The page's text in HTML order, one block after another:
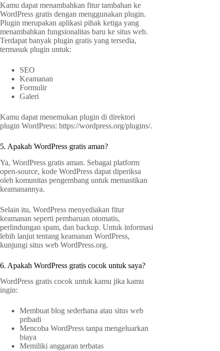
Kamu dapat menambahkan fitur tambahan ke
WordPress gratis dengan menggunakan plugin.
Plugin merupakan aplikasi pihak ketiga yang
menambahkan fungsionalitas baru ke situs web.
Terdapat banyak plugin gratis yang tersedia,
termasuk plugin untuk:
SEO
Keamanan
Formulir
Galeri
Kamu dapat menemukan plugin di direktori
plugin WordPress: https://wordpress.org/plugins/.
5. Apakah WordPress gratis aman?
Ya, WordPress gratis aman. Sebagai platform
open-source, kode WordPress dapat diperiksa
oleh komunitas pengembang untuk memastikan
keamanannya.
Selain itu, WordPress menyediakan fitur
keamanan seperti pembaruan otomatis,
perlindungan spam, dan backup. Untuk informasi
lebih lanjut tentang keamanan WordPress,
kunjungi situs web WordPress.org.
6. Apakah WordPress gratis cocok untuk saya?
WordPress gratis cocok untuk kamu jika kamu
ingin:
Membuat blog sederhana atau situs web
pribadi
Mencoba WordPress tanpa mengeluarkan
biaya
Memiliki anggaran terbatas